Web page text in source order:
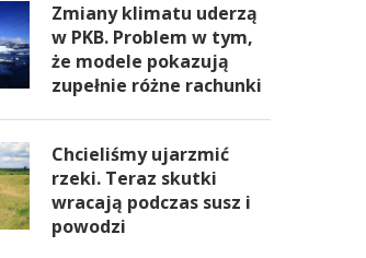
Zmiany klimatu uderzą
w PKB. Problem w tym,
że modele pokazują
zupełnie różne rachunki
Chcieliśmy ujarzmić
rzeki. Teraz skutki
wracają podczas susz i
powodzi